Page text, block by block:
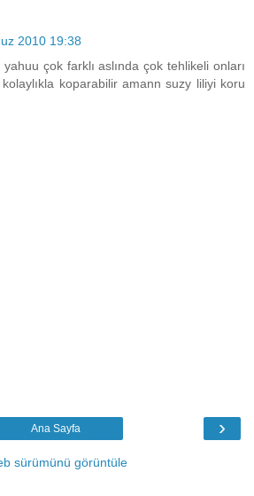
2010 19:38
çok farklı aslında çok tehlikeli onları
koparabilir amann suzy liliyi koru
›
Ana Sayfa
sürümünü görüntüle